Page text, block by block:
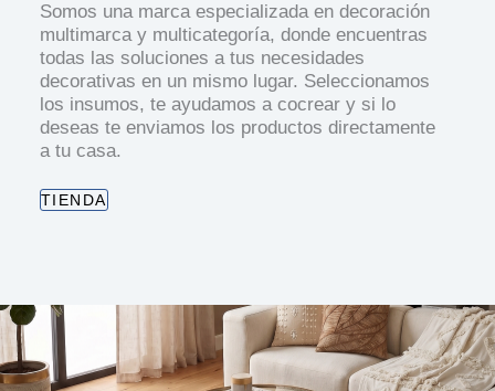
Somos una marca especializada en decoración
multimarca y multicategoría, donde encuentras
todas las soluciones a tus necesidades
decorativas en un mismo lugar. Seleccionamos
los insumos, te ayudamos a cocrear y si lo
deseas te enviamos los productos directamente
a tu casa.
TIENDA